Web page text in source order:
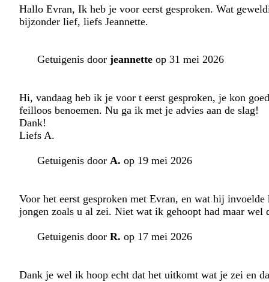
Hallo Evran, Ik heb je voor eerst gesproken. Wat
bijzonder lief, liefs Jeannette.
Getuigenis door jeannette op 31 mei 2026
Hi, vandaag heb ik je voor t eerst gesproken, je kon
feilloos benoemen. Nu ga ik met je advies aan de slag!
Dank!
Liefs A.
Getuigenis door A. op 19 mei 2026
Voor het eerst gesproken met Evran, en wat hij
jongen zoals u al zei. Niet wat ik gehoopt had maar
Getuigenis door R. op 17 mei 2026
Dank je wel ik hoop echt dat het uitkomt wat je zei en